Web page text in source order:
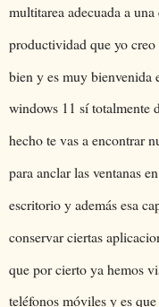
multitarea adecuada a
productividad que yo
bien y es muy bienvenida
windows 11 sí totalmente
hecho te vas a encontrar
para anclar las ventanas
escritorio y además esa
conservar ciertas
que por cierto ya hemos
teléfonos móviles y es